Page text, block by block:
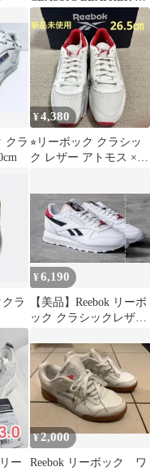
ンズレザースニーカー
クラシックレザー
107421 100008789 フッ
トウェアホワイト
クラ
¥4,380
⭐︎リーボック クラシッ
ク レザー アトモス ×
ラ
¥6,190
【美品】Reebok リーボ
ック クラシックレザー
ー
¥2,000
Reebok リーボック ワ